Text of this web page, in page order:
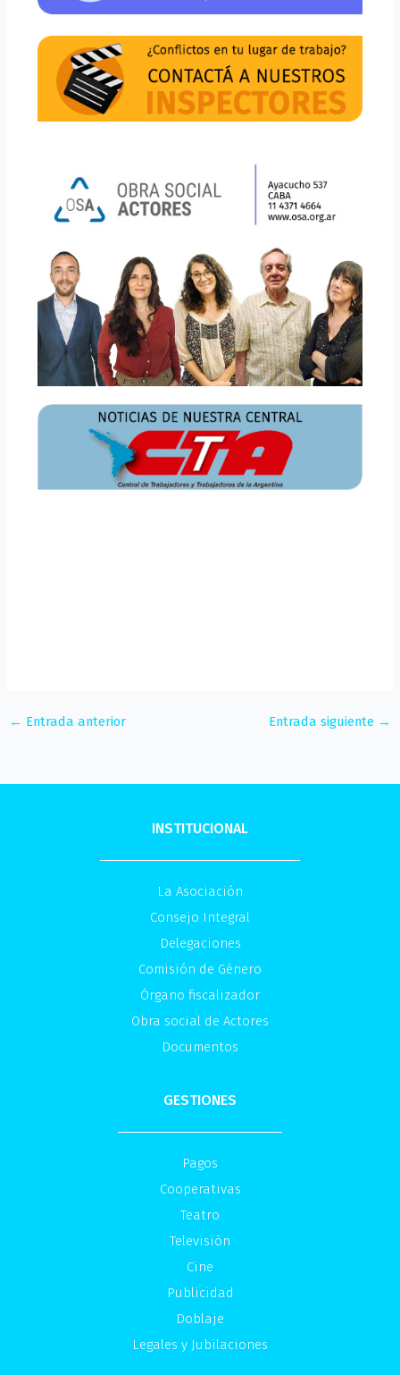
← Entrada anterior Entrada siguiente →
INSTITUCIONAL
La Asociación
Consejo Integral
Delegaciones
Comisión de Género
Órgano fiscalizador
Obra social de Actores
Documentos
GESTIONES
Pagos
Cooperativas
Teatro
Televisión
Cine
Publicidad
Doblaje
Legales y Jubilaciones